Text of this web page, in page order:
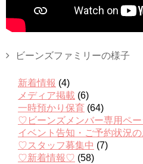
ビーンズファミリーの様子
新着情報 (4)
メディア掲載 (6)
一時預かり保育 (64)
♡ビーンズメンバー専用ペー
イベント告知・ご予約状況
♡スタッフ募集中 (7)
♡新着情報♡ (58)